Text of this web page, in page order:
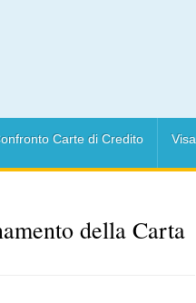
Carte di Credito Visa
della Carta